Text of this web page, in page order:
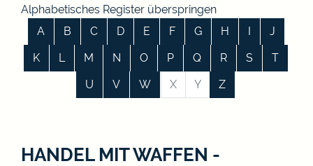
Alphabetisches Register überspringen
A
B C D E F G H I
J
K
L M N O P Q R S
T
U
V W X Y Z
HANDEL MIT WAFFEN -